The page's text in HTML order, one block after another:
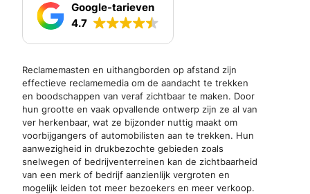
Google-tarieven
4.7
Reclamemasten en uithangborden op afstand zijn
effectieve reclamemedia om de aandacht te trekken
en boodschappen van veraf zichtbaar te maken. Door
hun grootte en vaak opvallende ontwerp zijn ze al van
ver herkenbaar, wat ze bijzonder nuttig maakt om
voorbijgangers of automobilisten aan te trekken. Hun
aanwezigheid in drukbezochte gebieden zoals
snelwegen of bedrijventerreinen kan de zichtbaarheid
van een merk of bedrijf aanzienlijk vergroten en
mogelijk leiden tot meer bezoekers en meer verkoop.